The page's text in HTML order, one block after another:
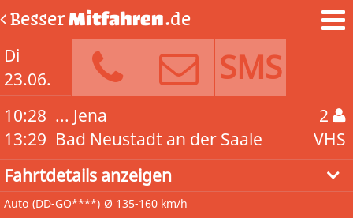
BesserMitfahren.de
Di
23.06.
SMS
10:28
13:29
... Jena
Bad Neustadt an der Saale
2
VHS
Fahrtdetails anzeigen
Auto (DD-GO****) Ø 135-160 km/h